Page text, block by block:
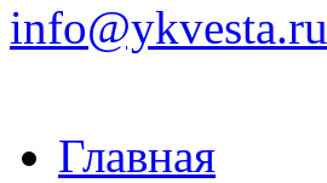
info@ykvesta.ru
Главная